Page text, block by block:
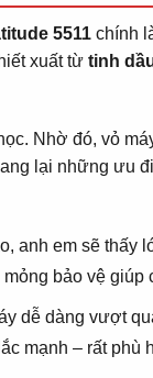
5511 chính
xuất từ tinh
Nhờ đó, vỏ
lại những ưu
anh em sẽ thấy
bảo vệ giúp
dễ dàng vượt
mạnh – rất phù